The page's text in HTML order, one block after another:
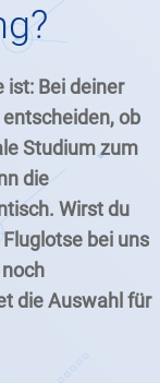
ist: Bei deiner
ob
Studium zum
die
Wirst du
bei uns
die Auswahl für